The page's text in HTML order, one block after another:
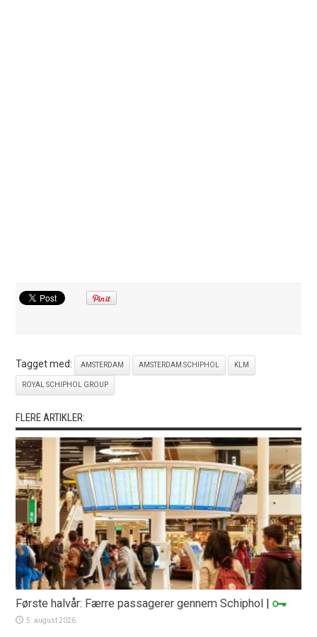
Tagget med: AMSTERDAM AMSTERDAM SCHIPHOL KLM
ROYAL SCHIPHOL GROUP
FLERE ARTIKLER:
Første halvår: Færre passagerer gennem Schiphol |
5. august 2026